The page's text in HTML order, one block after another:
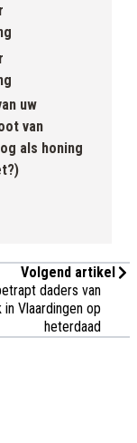
uw
van
als honing
Volgend artikel
daders van
in Vlaardingen op
heterdaad